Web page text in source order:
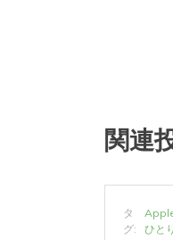
関連
タ
グ:
ひと